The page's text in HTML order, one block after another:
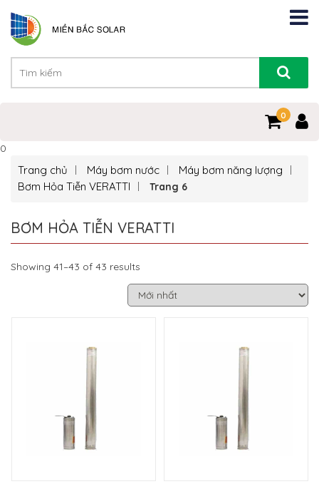
0
0
Trang chủ Máy bơm nước
Máy bơm năng lượng
Bơm Hỏa Tiễn VERATTI
Trang 6
BƠM HỎA TIỄN VERATTI
Showing 41–43 of 43 results